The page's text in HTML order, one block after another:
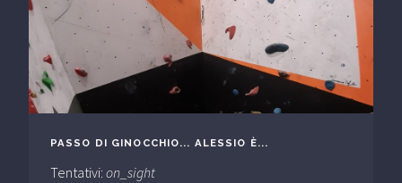
PASSO DI GINOCCHIO... ALESSIO È...
Tentativi: on_sight